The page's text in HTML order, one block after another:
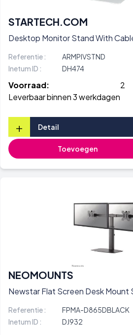
STARTECH.COM
Desktop Monitor Stand With
Referentie :
ARMPIVSTND
Inetum ID :
DH474
Voorraad:
2
Leverbaar binnen 3 werkdagen
+ Detail
Toevoegen
NEOMOUNTS
Newstar Flat Screen Desk Mount
Referentie :
FPMA-D865DBLACK
Inetum ID :
DJ932